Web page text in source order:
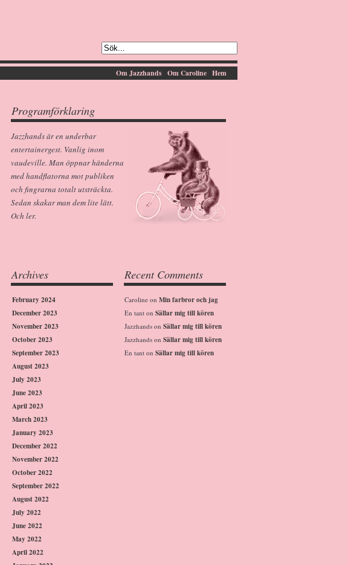
Hem
Om Caroline
Om Jazzhands
Programförklaring
Jazzhands är en underbar
entertainergest. Vanlig inom
vaudeville. Man öppnar händerna
med handflatorna mot publiken
och fingrarna totalt utsträckta.
Sedan skakar man dem lite lätt.
Och ler.
Archives
February 2024
December 2023
November 2023
October 2023
September 2023
August 2023
July 2023
June 2023
April 2023
March 2023
January 2023
December 2022
November 2022
October 2022
September 2022
August 2022
July 2022
June 2022
May 2022
April 2022
Recent Comments
Caroline on Min farbror och jag
En tant on Sällar mig till kören
Jazzhands on Sällar mig till kören
Jazzhands on Sällar mig till kören
En tant on Sällar mig till kören